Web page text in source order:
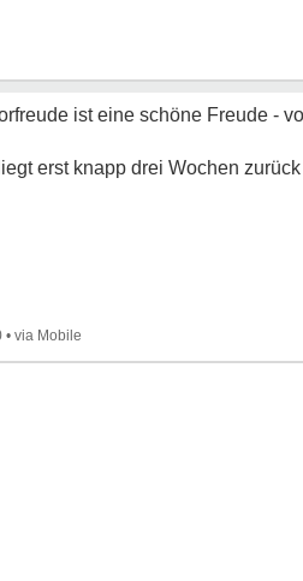
ist eine schöne Freude -
erst knapp drei Wochen
•